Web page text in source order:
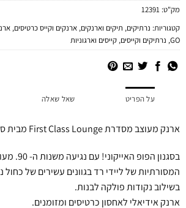
מק"ט:12391
קטגוריות:נרתיקים,תיקים וארנקים,ארנקים וקייס כרטיסים,
GO
,נרתיקים וקייסים,קייסים וארגוניות
על הפריט שאל שאלה
ארנק מעוצב מסדרת First Class Lounge מבית סנטורו לונדון.
בסגנון הפופ
המסורתיות של ליידי רד בגוונים עשירים של כחול
בשילוב נקודות פולקה לבנות.
ארנק אידיאלי לאחסון כרטיסים ומזומנים.